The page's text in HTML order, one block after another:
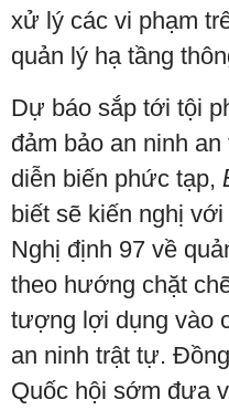
xử lý các vi phạm
quản lý hạ tầng
Dự báo sắp tới tội
đảm bảo an ninh
diễn biến phức tạp,
biết sẽ kiến nghị
Nghị định 97 về
theo hướng chặt
tượng lợi dụng vào
an ninh trật tự.
Quốc hội sớm đưa